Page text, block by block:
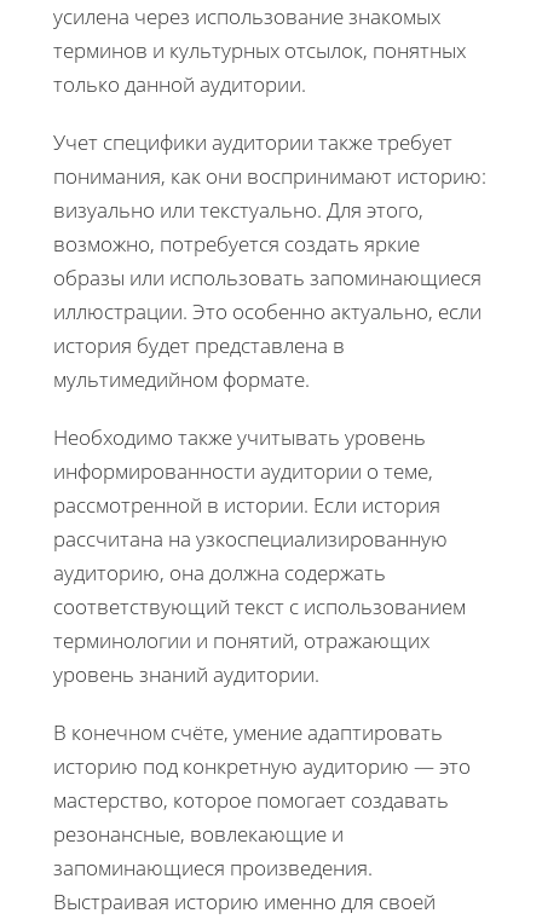
усилена через использование знакомых
терминов и культурных отсылок, понятных
только данной аудитории.
Учет специфики аудитории также требует
понимания, как они воспринимают историю:
визуально или текстуально. Для этого,
возможно, потребуется создать яркие
образы или использовать запоминающиеся
иллюстрации. Это особенно актуально, если
история будет представлена в
мультимедийном формате.
Необходимо также учитывать уровень
информированности аудитории о теме,
рассмотренной в истории. Если история
рассчитана на узкоспециализированную
аудиторию, она должна содержать
соответствующий текст с использованием
терминологии и понятий, отражающих
уровень знаний аудитории.
В конечном счёте, умение адаптировать
историю под конкретную аудиторию — это
мастерство, которое помогает создавать
резонансные, вовлекающие и
запоминающиеся произведения.
Выстраивая историю именно для своей